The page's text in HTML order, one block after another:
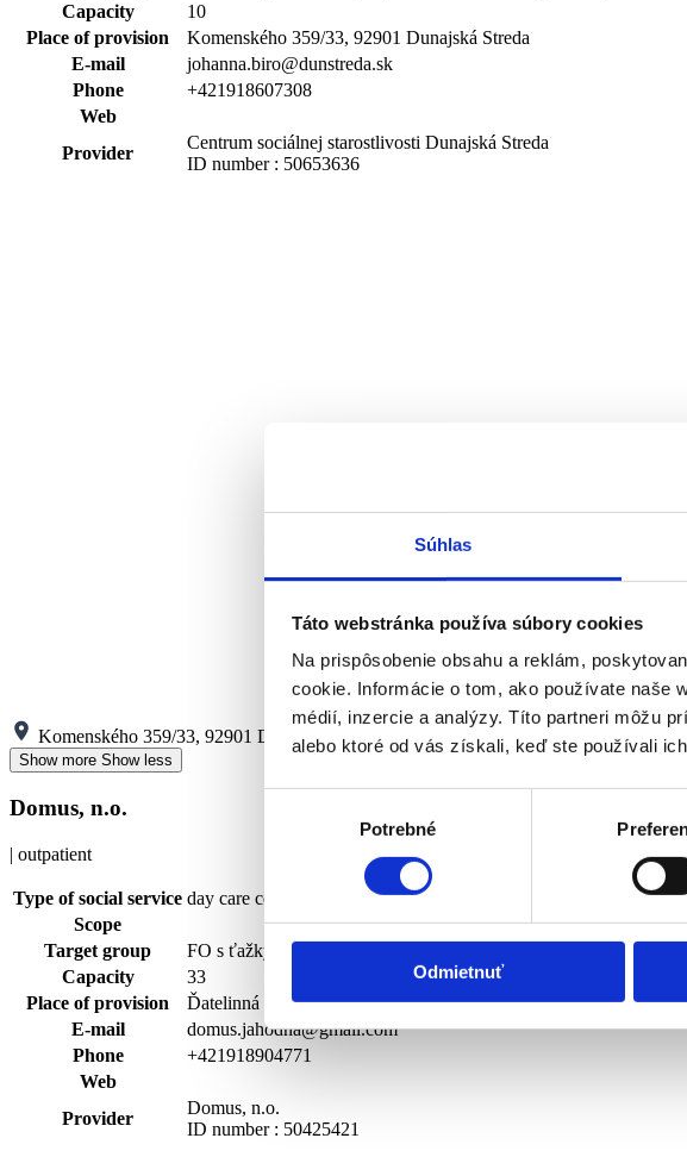
Súhlas
Táto webstránka používa súbory cookies
Na prispôsobenie obsahu a reklám,
cookie. Informácie o tom, ako používate naše
médií, inzercie a analýzy. Títo partneri môžu
alebo ktoré od vás získali, keď ste používali
Potrebné
Odmietnuť
Capacity
10
Place of provision
Komenského 359/33, 92901 Dunajská Streda
E-mail
johanna.biro@dunstreda.sk
Phone
+421918607308
Web
Provider
Centrum sociálnej starostlivosti Dunajská Streda
ID number : 50653636
Komenského 359/33, 92901 Dunajská Streda
Show more Show less
Domus, n.o.
| outpatient
Type of social service day care center
Scope
Target group
FO s ťažkým zdravotným postihnutím alebo nepriaznivým
Capacity
33
Place of provision
Ďatelinná ulica 544/8, 93021 Jahodná
E-mail
domus.jahodna@gmail.com
Phone
+421918904771
Web
Provider
Domus, n.o.
ID number : 50425421